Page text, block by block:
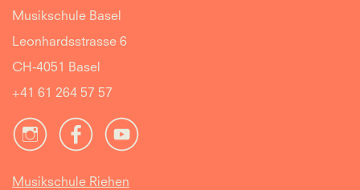
Musikschule Basel
Leonhardsstrasse 6
CH-4051 Basel
+41 61 264 57 57
Musikschule Riehen